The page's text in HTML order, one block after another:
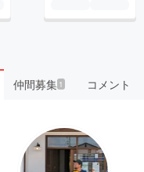
仲間募集 1 コメント